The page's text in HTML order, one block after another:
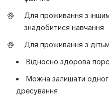
Для проживання з
знадобитися навчання
Для проживання з
Відносно здорова
Можна залишати
дресування